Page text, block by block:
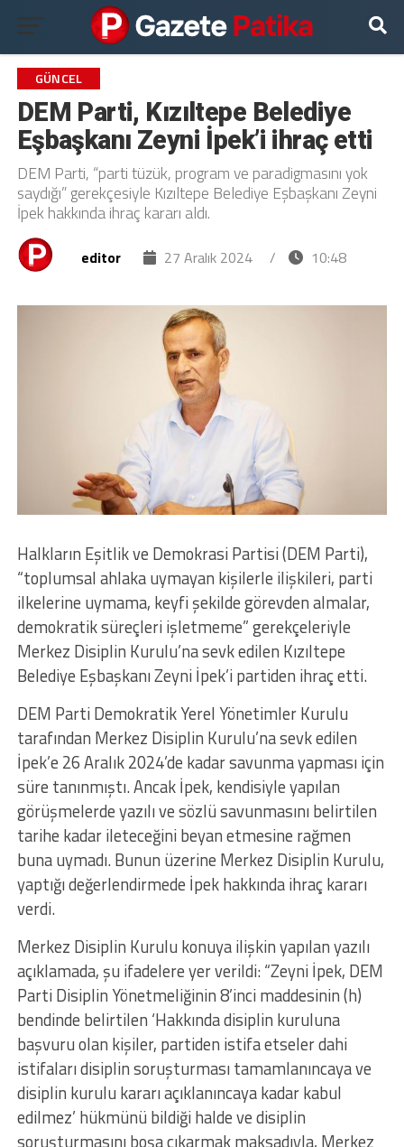
GÜNCEL
DEM Parti, Kızıltepe Belediye
Eşbaşkanı Zeyni İpek’i ihraç etti
DEM Parti, “parti tüzük, program ve paradigmasını yok
saydığı” gerekçesiyle Kızıltepe Belediye Eşbaşkanı Zeyni
İpek hakkında ihraç kararı aldı.
editor 27 Aralık 2024 / 10:48
Halkların Eşitlik ve Demokrasi Partisi (DEM Parti),
“toplumsal ahlaka uymayan kişilerle ilişkileri, parti
ilkelerine uymama, keyfi şekilde görevden almalar,
demokratik süreçleri işletmeme” gerekçeleriyle
Merkez Disiplin Kurulu’na sevk edilen Kızıltepe
Belediye Eşbaşkanı Zeyni İpek’i partiden ihraç etti.
DEM Parti Demokratik Yerel Yönetimler Kurulu
tarafından Merkez Disiplin Kurulu’na sevk edilen
İpek’e 26 Aralık 2024’de kadar savunma yapması için
süre tanınmıştı. Ancak İpek, kendisiyle yapılan
görüşmelerde yazılı ve sözlü savunmasını belirtilen
tarihe kadar ileteceğini beyan etmesine rağmen
buna uymadı. Bunun üzerine Merkez Disiplin Kurulu,
yaptığı değerlendirmede İpek hakkında ihraç kararı
verdi.
Merkez Disiplin Kurulu konuya ilişkin yapılan yazılı
açıklamada, şu ifadelere yer verildi: “Zeyni İpek, DEM
Parti Disiplin Yönetmeliğinin 8’inci maddesinin (h)
bendinde belirtilen ‘Hakkında disiplin kuruluna
başvuru olan kişiler, partiden istifa etseler dahi
istifaları disiplin soruşturması tamamlanıncaya ve
disiplin kurulu kararı açıklanıncaya kadar kabul
edilmez’ hükmünü bildiği halde ve disiplin
soruşturmasını boşa çıkarmak maksadıyla, Merkez